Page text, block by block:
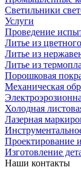
Светильники
Услуги
Проведение
Литье из
Литье из
Литье из
Порошковая
Механическая
Холодная
Лазерная
Проектирование
Изготовление
Наши контакты